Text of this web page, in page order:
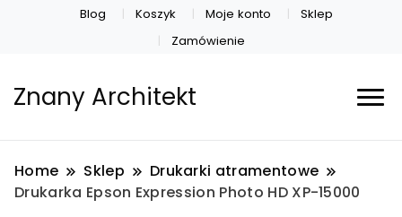
Blog Koszyk Moje konto
Sklep
Zamówienie
Znany Architekt
Home Sklep
Drukarki atramentowe
Drukarka Epson Expression Photo HD XP-15000